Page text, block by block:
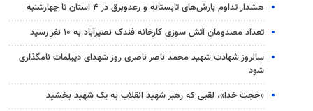
هشدار تداوم بارش‌های تابستانه و رعدوبرق در ۴ استان تا چهارشنبه
تعداد مصدومان آتش سوزی کارخانه فندک نصیرآباد به ۱۰ نفر رسید
سالروز شهادت شهید محمد ناصر ناصری روز شهدای دیپلمات نامگذاری
شود
«حجت خدا»، لقبی که رهبر شهید انقلاب به یک شهید بخشید